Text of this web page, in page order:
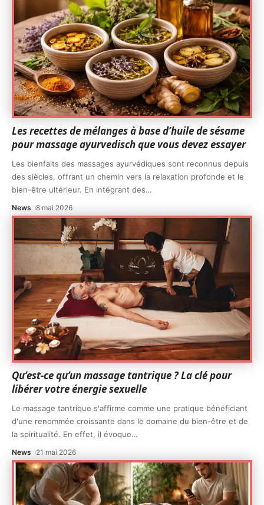
Les recettes de mélanges à base d’huile de sésame
pour massage ayurvedisch que vous devez essayer
Les bienfaits des massages ayurvédiques sont reconnus depuis
des siècles, offrant un chemin vers la relaxation profonde et le
bien-être ultérieur. En intégrant des…
News 8 mai 2026
Qu’est-ce qu’un massage tantrique ? La clé pour
libérer votre énergie sexuelle
Le massage tantrique s'affirme comme une pratique bénéficiant
d'une renommée croissante dans le domaine du bien-être et de
la spiritualité. En effet, il évoque…
News 21 mai 2026